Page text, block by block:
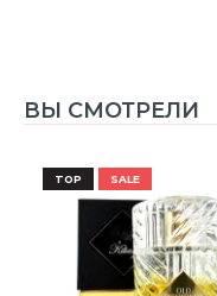
ВЫ СМОТРЕЛИ
TOP SALE